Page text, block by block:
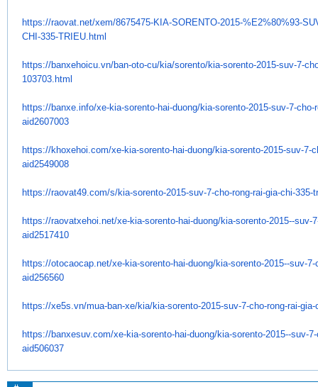
https://raovat.net/xem/8675475-KIA-SORENTO-2015-%E2%80%93-
CHI-335-TRIEU.html
https://banxehoicu.vn/ban-oto-cu/kia/sorento/kia-sorento-2015-suv-7-
103703.html
https://banxe.info/xe-kia-sorento-hai-duong/kia-sorento-2015-suv-7-cho-
aid2607003
https://khoxehoi.com/xe-kia-sorento-hai-duong/kia-sorento-2015-suv-7-
aid2549008
https://raovat49.com/s/kia-sorento-2015-suv-7-cho-rong-rai-gia-chi-335-
https://raovatxehoi.net/xe-kia-sorento-hai-duong/kia-sorento-2015--suv-
aid2517410
https://otocaocap.net/xe-kia-sorento-hai-duong/kia-sorento-2015--suv-7-
aid256560
https://xe5s.vn/mua-ban-xe/kia/kia-sorento-2015-suv-7-cho-rong-rai-gia-
https://banxesuv.com/xe-kia-sorento-hai-duong/kia-sorento-2015--suv-
aid506037